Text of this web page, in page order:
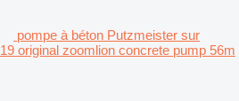
pompe à béton Putzmeister sur
original zoomlion concrete pump 56m